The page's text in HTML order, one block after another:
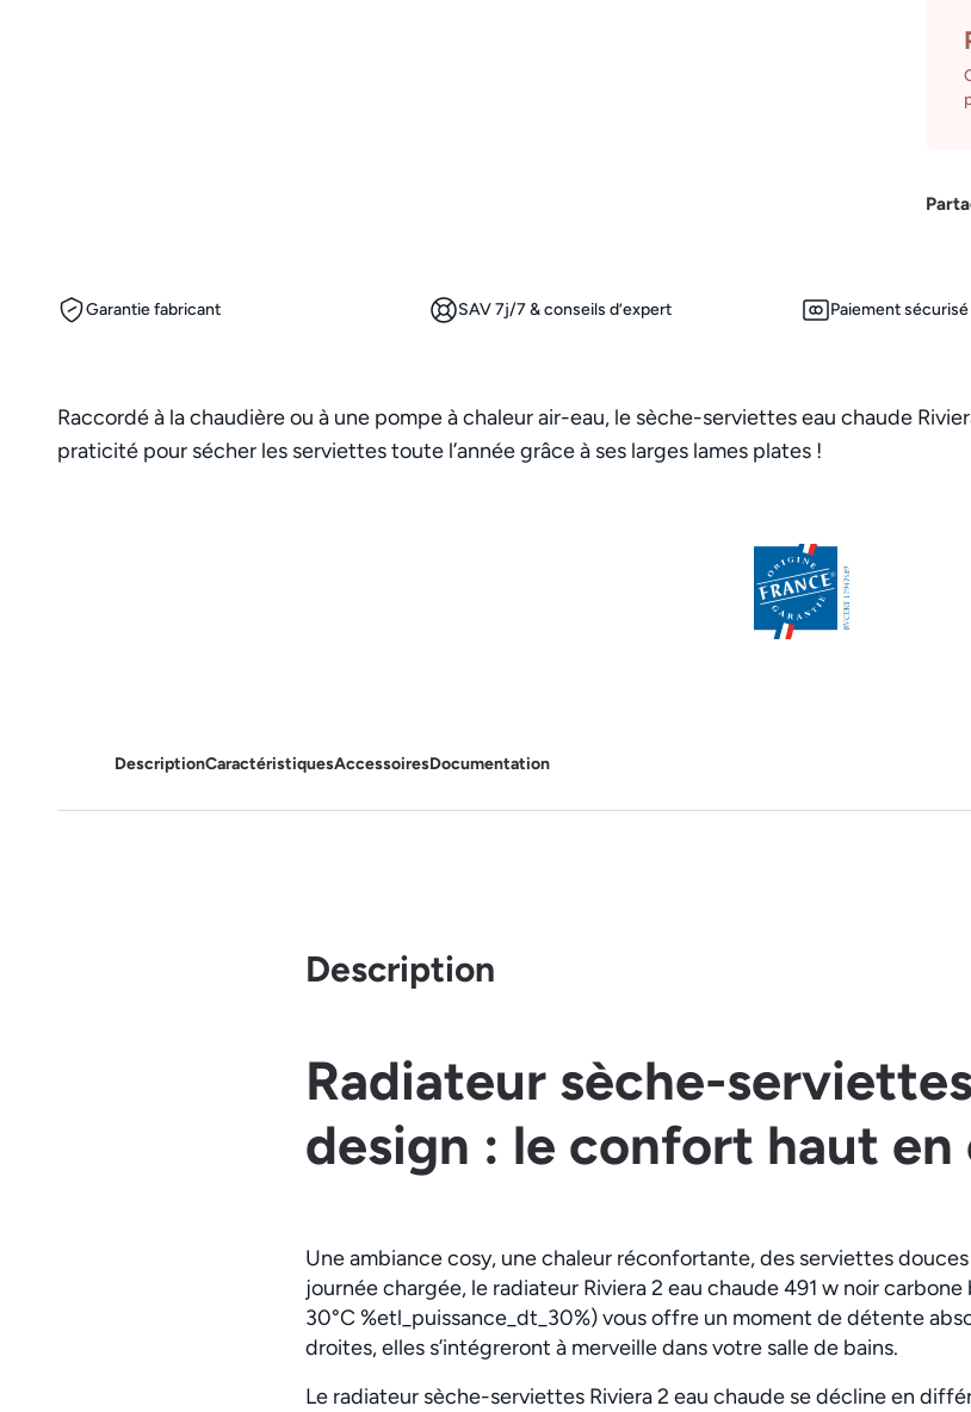
Garantie fabricant SAV 7j/7 & conseils d’expert Paiement sécurisé
Raccordé à la chaudière ou à une pompe à chaleur air-eau, le sèche-serviettes eau chaude
praticité pour sécher les serviettes toute l’année grâce à ses larges lames plates !
DescriptionCaractéristiquesAccessoiresDocumentation
Description
Radiateur sèche-
design : le confort haut en
Une ambiance cosy, une chaleur réconfortante, des serviettes
journée chargée, le radiateur Riviera 2 eau chaude 491 w noir
30°C %etl_puissance_dt_30%) vous offre un moment de détente
droites, elles s’intégreront à merveille dans votre salle de bains.
Le radiateur sèche-serviettes Riviera 2 eau chaude se décline en